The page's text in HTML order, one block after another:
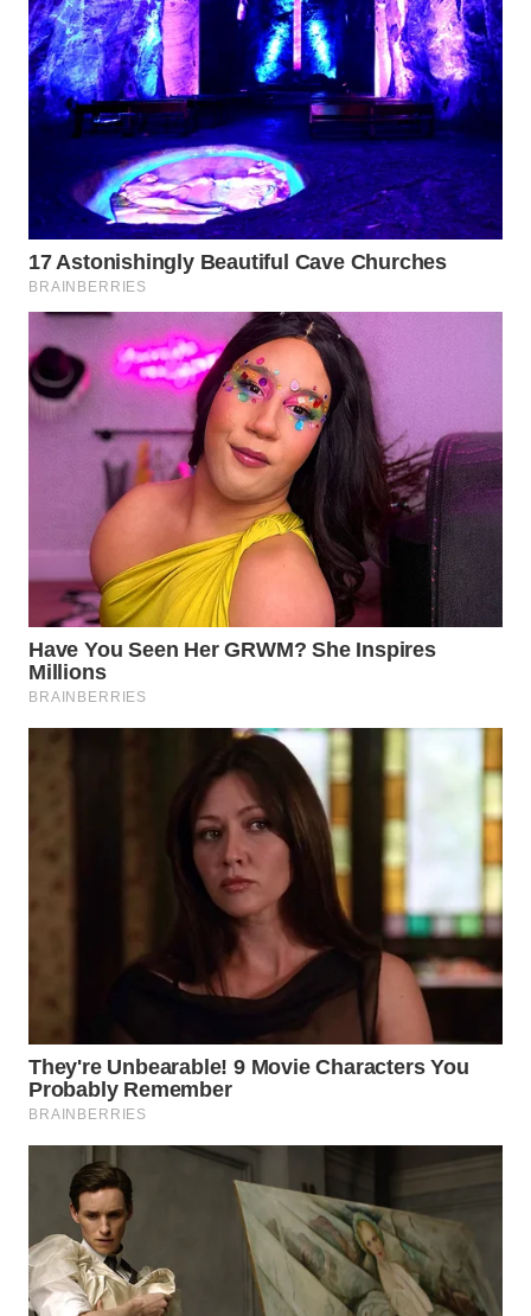
KARO
WN
SIMALUNGUN
WN
LABUHANBATU
WN
TAPANULI
WN DELI
SERDANG
PAKPAK
WN
KARAWANG
BOGOR
TAPANULI
WN
SAMOSIR
WN
PADANG
LAWAS